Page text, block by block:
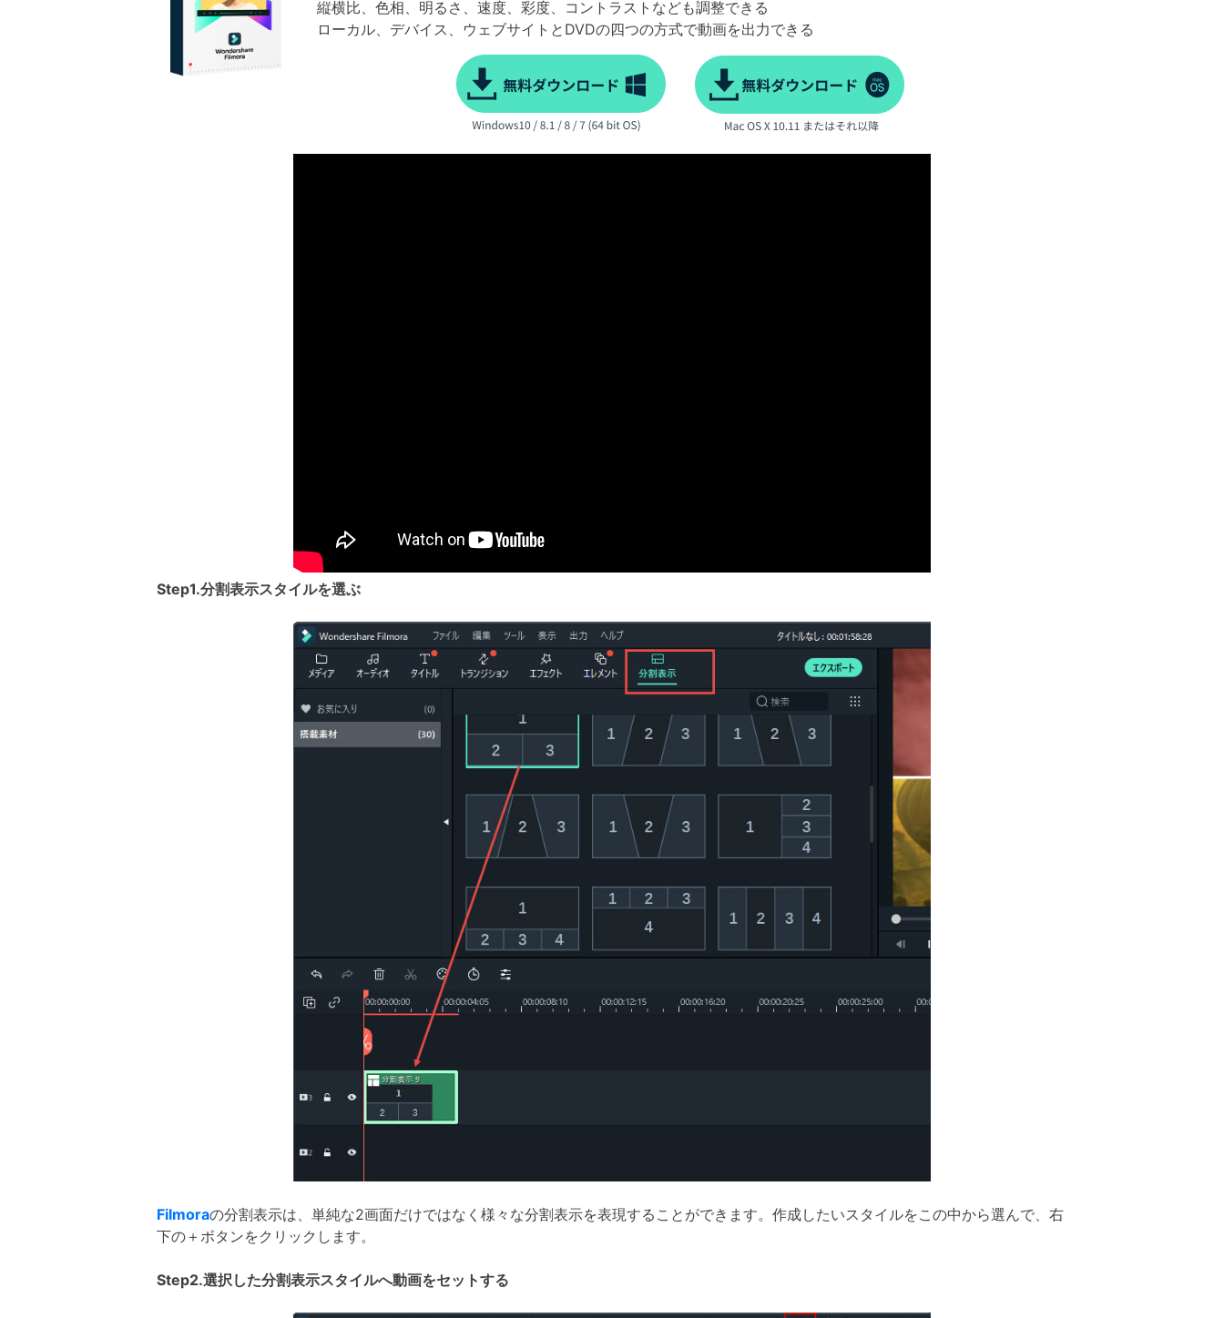
縦横比、色相、明るさ、速度、彩度、コントラストなども調整できる
ローカル、デバイス、ウェブサイトとDVDの四つの方式で動画を出力できる
Step1.分割表示スタイルを選ぶ
Filmoraの分割表示は、単純な2画面だけではなく様々な分割表示を表現することができます。作成したいスタイルをこの中から選んで、右
下の＋ボタンをクリックします。
Step2.選択した分割表示スタイルへ動画をセットする